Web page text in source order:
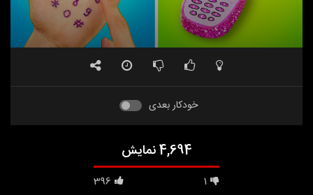
خودکار بعدی
4,694 نمایش
396 1